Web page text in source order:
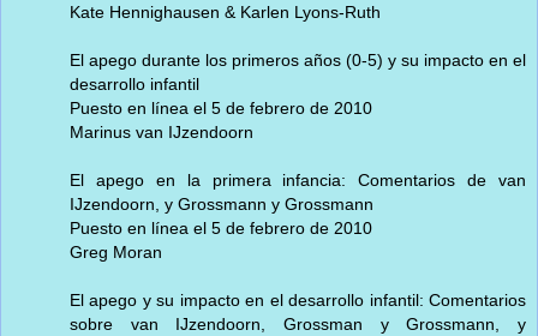
Kate Hennighausen & Karlen Lyons-Ruth
El apego durante los primeros años (0-5) y su impacto en el
desarrollo infantil
Puesto en línea el 5 de febrero de 2010
Marinus van IJzendoorn
El apego en la primera infancia: Comentarios de van
IJzendoorn, y Grossmann y Grossmann
Puesto en línea el 5 de febrero de 2010
Greg Moran
El apego y su impacto en el desarrollo infantil: Comentarios
sobre van IJzendoorn, Grossman y Grossmann, y